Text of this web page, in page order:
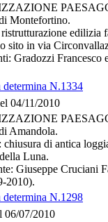
Montefortino.
edilizia
sito in via
Gradozzi Francesco
determina N.1334
04/11/2010
Amandola.
di antica
Luna.
Giuseppe Cruciani
2010).
determina N.1298
06/07/2010